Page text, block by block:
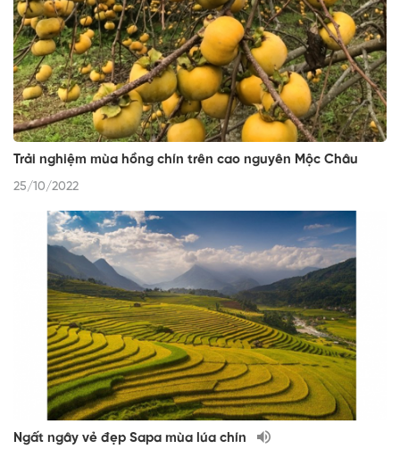
Trải nghiệm mùa hồng chín trên cao nguyên Mộc Châu
25/10/2022
Ngất ngây vẻ đẹp Sapa mùa lúa chín